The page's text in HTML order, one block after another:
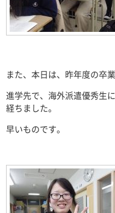
また、本日は、昨年度の卒
進学先で、海外派遣優秀生
経ちました。
早いものです。